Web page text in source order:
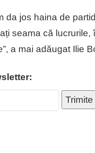
da jos haina de
seama că
a mai adăugat Ilie
Trimite